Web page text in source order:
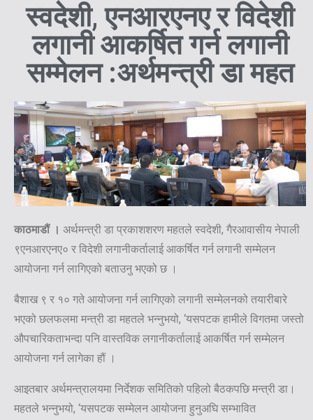
स्वदेशी, एनआरएनए र विदेशी
लगानी आकर्षित गर्न लगानी
सम्मेलन :अर्थमन्त्री डा महत
काठमाडौं । अर्थमन्त्री डा प्रकाशशरण महतले स्वदेशी, गैरआवासीय नेपाली
९एनआरएनए० र विदेशी लगानीकर्तालाई आकर्षित गर्न लगानी सम्मेलन
आयोजना गर्न लागिएको बताउनु भएको छ ।
बैशाख ९ र १० गते आयोजना गर्न लागिएको लगानी सम्मेलनको तयारीबारे
भएको छलफलमा मन्त्री डा महतले भन्नुभयो, ‘यसपटक हामीले विगतमा जस्तो
औपचारिकताभन्दा पनि वास्तविक लगानीकर्तालाई आकर्षित गर्न सम्मेलन
आयोजना गर्न लागेका हौं ।
आइतबार अर्थमन्त्रालयमा निर्देशक समितिको पहिलो बैठकपछि मन्त्री डा।
महतले भन्नुभयो, ‘यसपटक सम्मेलन आयोजना हुनुअघि सम्भावित